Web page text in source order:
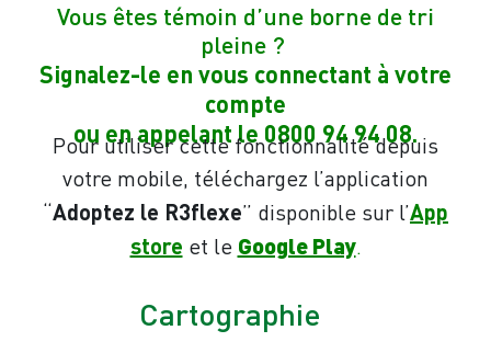
Vous êtes témoin d’une borne de tri
pleine ?
Signalez-le en vous connectant à votre
compte
ou en appelant le 0800 94 94 08.
Pour utiliser cette fonctionnalité depuis
votre mobile, téléchargez l’application
“Adoptez le R3flexe” disponible sur l’App
store et le Google Play.
Cartographie